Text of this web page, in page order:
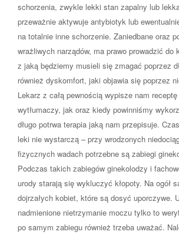
schorzenia, zwykle lekki stan zapalny lub
przeważnie aktywuje antybiotyk lub
na totalnie inne schorzenie. Zaniedbane oraz
wrażliwych narządów, ma prawo prowadzić do
z jaką będziemy musieli się zmagać poprzez
również dyskomfort, jaki objawia się poprzez
Lekarz z całą pewnością wypisze nam
wytłumaczy, jak oraz kiedy powinniśmy
długo potrwa terapia jaką nam przepisuje.
leki nie wystarczą – przy wrodzonych
fizycznych wadach potrzebne są zabiegi
Podczas takich zabiegów ginekolodzy i
urody starają się wykluczyć kłopoty. Na ogół
dojrzałych kobiet, które są dosyć uporczywe.
nadmienione nietrzymanie moczu tylko to
po samym zabiegu również trzeba uważać.